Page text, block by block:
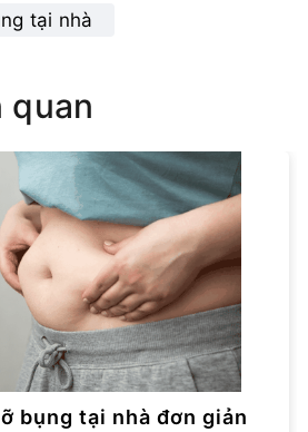
tại nhà
quan
bụng tại nhà đơn giản